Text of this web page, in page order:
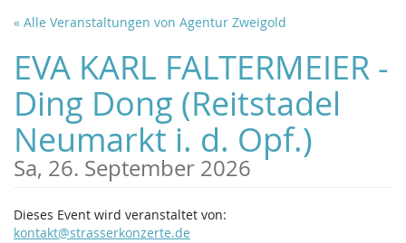
Zum
Inhalt
springen
« Alle Veranstaltungen von Agentur Zweigold
EVA KARL FALTERMEIER -
Ding Dong (Reitstadel
Neumarkt i. d. Opf.)
Sa, 26. September 2026
Dieses Event wird veranstaltet von:
kontakt@strasserkonzerte.de